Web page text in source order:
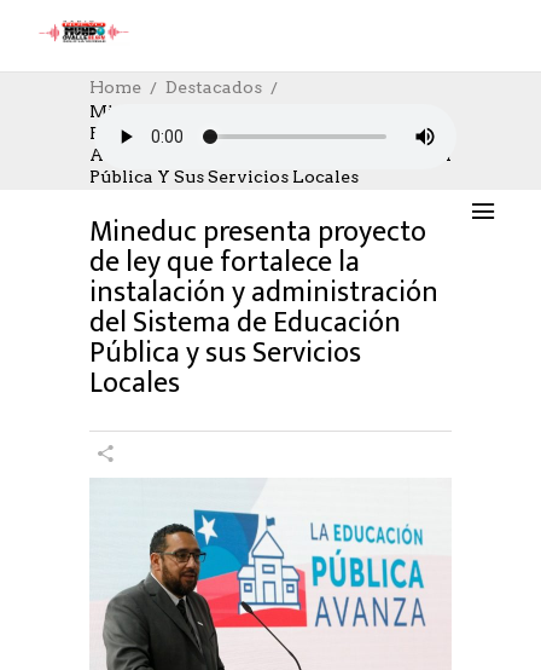
Home
Destacados
Mineduc Presenta Proyecto De Ley Que
Fortalece La Instalación Y
Administración Del Sistema De Educación
Pública Y Sus Servicios Locales
DESTACADOS EDUCACION
03/04/2024
AUTHOR: HECTOR
0 COMMENTS
Mineduc presenta proyecto
de ley que fortalece la
instalación y administración
del Sistema de Educación
Pública y sus Servicios
Locales